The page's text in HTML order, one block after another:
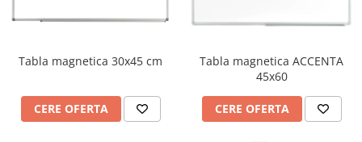
Tabla magnetica 30x45 cm
CERE OFERTA
Tabla magnetica ACCENTA
45x60
CERE OFERTA